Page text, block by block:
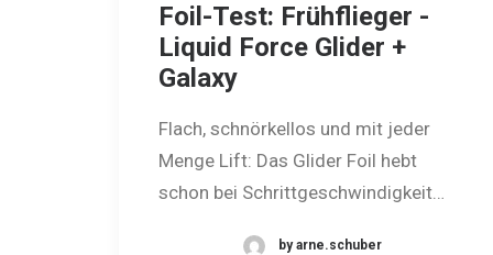
Foil-Test: Frühflieger -
Liquid Force Glider +
Galaxy
Flach, schnörkellos und mit jeder
Menge Lift: Das Glider Foil hebt
schon bei Schrittgeschwindigkeit…
by arne.schuber